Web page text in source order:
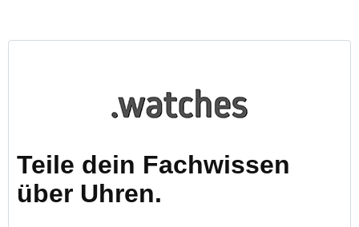
Teile dein Fachwissen
über Uhren.